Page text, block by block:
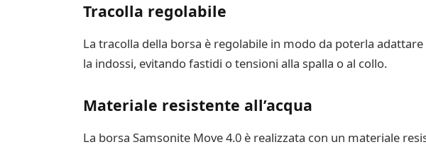
Tracolla regolabile
La tracolla della borsa è regolabile in modo da poterla
la indossi, evitando fastidi o tensioni alla spalla o al collo.
Materiale resistente all’acqua
La borsa Samsonite Move 4.0 è realizzata con un materiale